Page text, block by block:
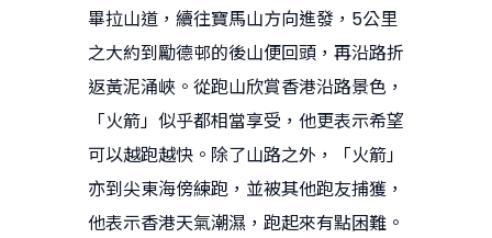
畢拉山道，續往寶馬山方向進發，5公里
之大約到勵德邨的後山便回頭，再沿路折
返黃泥涌峽。從跑山欣賞香港沿路景色，
「火箭」似乎都相當享受，他更表示希望
可以越跑越快。除了山路之外，「火箭」
亦到尖東海傍練跑，並被其他跑友捕獲，
他表示香港天氣潮濕，跑起來有點困難。